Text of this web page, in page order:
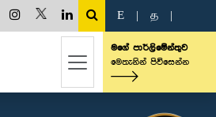
E த
මගේ පාර්ලිමේන්තුව
මෙතැනින් පිවිසෙන්න